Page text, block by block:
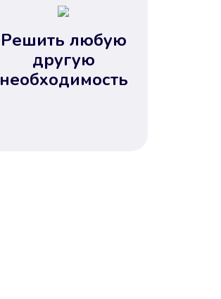
Решить любую
другую
необходимость